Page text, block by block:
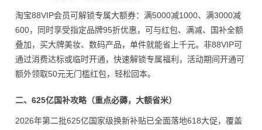
淘宝88VIP会员可解锁专属大额券：满5000减1000、满3000减
600，同时享受指定品牌95折优惠，可与红包、满减、国补全额
叠加，买大牌美妆、数码产品，单件就能省上千元。非88VIP可
通过消费达标或临时开通，快速解锁专属福利，活动期间开通可
额外领取50元无门槛红包，轻松回本。
二、625亿国补攻略（重点必薅，大额省米）
2026年第二批625亿国家级换新补贴已全面落地618大促，覆盖